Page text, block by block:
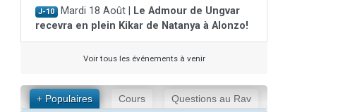
J-10 Mardi 18 Août |
Le Admour de Ungvar
recevra en plein Kikar de Natanya à Alonzo!
Voir tous les événements à venir
+ Populaires Cours Questions au Rav